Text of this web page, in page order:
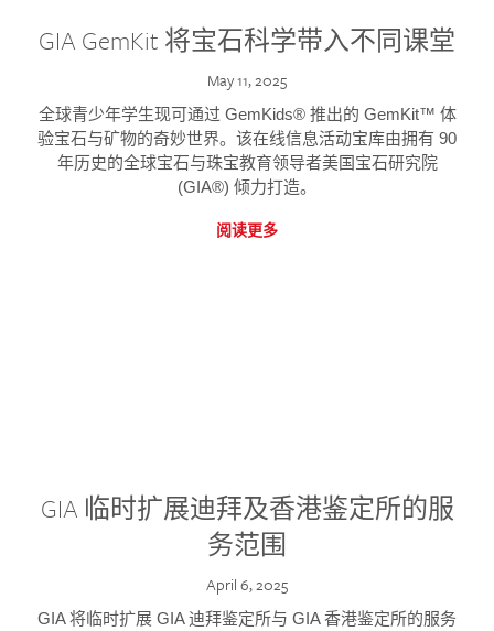
GIA GemKit 将宝石科学带入不同课堂
May 11, 2025
全球青少年学生现可通过 GemKids® 推出的 GemKit™ 体
验宝石与矿物的奇妙世界。该在线信息活动宝库由拥有 90
年历史的全球宝石与珠宝教育领导者美国宝石研究院
(GIA®) 倾力打造。
阅读更多
GIA 临时扩展迪拜及香港鉴定所的服
务范围
April 6, 2025
GIA 将临时扩展 GIA 迪拜鉴定所与 GIA 香港鉴定所的服务